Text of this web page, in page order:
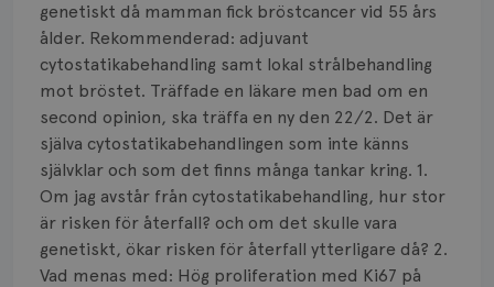
genetiskt då mamman fick bröstcancer vid 55 års
ålder. Rekommenderad: adjuvant
cytostatikabehandling samt lokal strålbehandling
mot bröstet. Träffade en läkare men bad om en
second opinion, ska träffa en ny den 22/2. Det är
själva cytostatikabehandlingen som inte känns
självklar och som det finns många tankar kring. 1.
Om jag avstår från cytostatikabehandling, hur stor
är risken för återfall? och om det skulle vara
genetiskt, ökar risken för återfall ytterligare då? 2.
Vad menas med: Hög proliferation med Ki67 på
Typ av bröstcancer
Smärta
Prognos
Risker
Spridd bröstcancer
Strålning